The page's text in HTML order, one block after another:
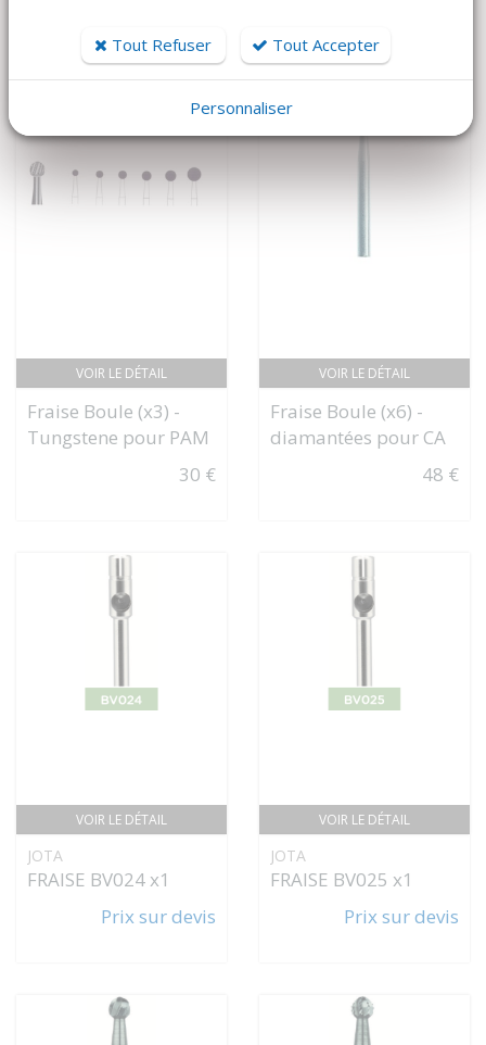
VOIR LE DÉTAIL
Fraise Boule (x3) -
Tungstene pour PAM
30 €
VOIR LE DÉTAIL
Fraise Boule (x6) -
diamantées pour CA
48 €
VOIR LE DÉTAIL
JOTA
FRAISE BV024 x1
Prix sur devis
VOIR LE DÉTAIL
JOTA
FRAISE BV025 x1
Prix sur devis
Tout Refuser Tout Accepter
Personnaliser